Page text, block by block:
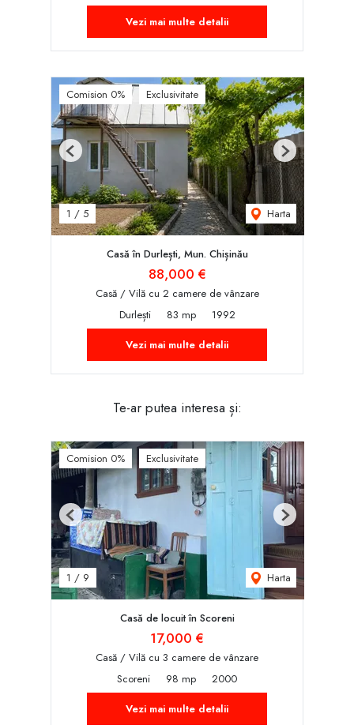
Vezi mai multe detalii
Comision 0% Exclusivitate
1 / 5 Harta
Previous Next
Casă în Durlești, Mun. Chișinău
88,000 €
Casă / Vilă cu 2 camere de vânzare
Durlești
83 mp
1992
Vezi mai multe detalii
Te-ar putea interesa și:
Comision 0% Exclusivitate
1 / 9 Harta
Previous Next
Casă de locuit în Scoreni
17,000 €
Casă / Vilă cu 3 camere de vânzare
Scoreni
98 mp
2000
Vezi mai multe detalii